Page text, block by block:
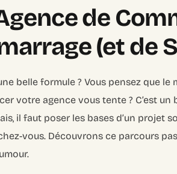
de
(et de
belle formule ? Vous pensez que le
votre agence vous tente ? C’est un
il faut poser les bases d’un projet
vous. Découvrons ce parcours